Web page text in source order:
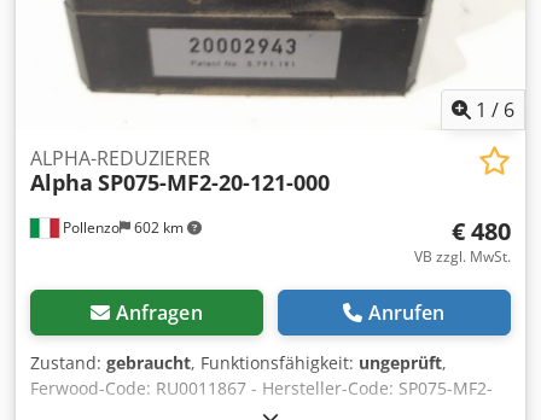
Heckklappe, 1500 kg Marke des Aufbaus: J Stam
Carrosserie Plywood Box Wartung, Verlauf und Zustand
Zahl der Eigentümer: 1 Technischer Zustand: gut
Optischer Zustand: gut Produktsicherheit Hersteller:
Kuijpers Trading BV Minosstraat 8 5048CK TILBURG, NL
1 / 6
Pollenzo 602 km
ALPHA-REDUZIERER
Alpha SP075-MF2-20-121-000
€ 480
VB zzgl. MwSt.
Anfragen Anrufen
Zustand: gebraucht, Funktionsfähigkeit: ungeprüft,
Ferwood-Code: RU0011867 - Hersteller-Code: SP075-MF2-
20-121-000 - Zustand: Gebraucht - Funktionalität: Nicht